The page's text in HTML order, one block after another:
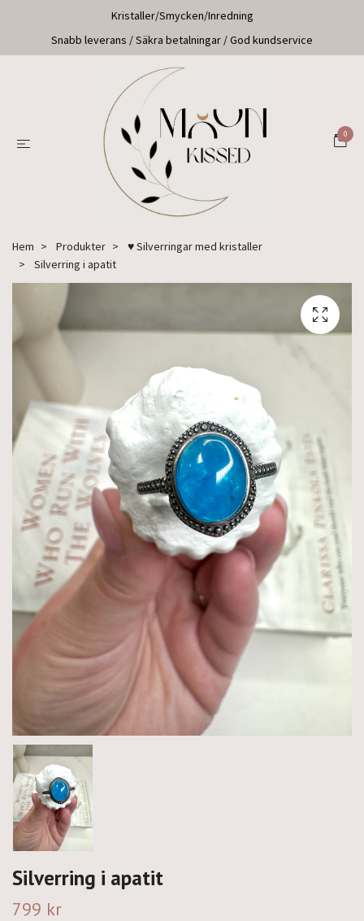
Kristaller/Smycken/Inredning
Snabb leverans / Säkra betalningar / God kundservice
0
Hem Produkter
♥ Silverringar med kristaller
Silverring i apatit
Silverring i apatit
799 kr